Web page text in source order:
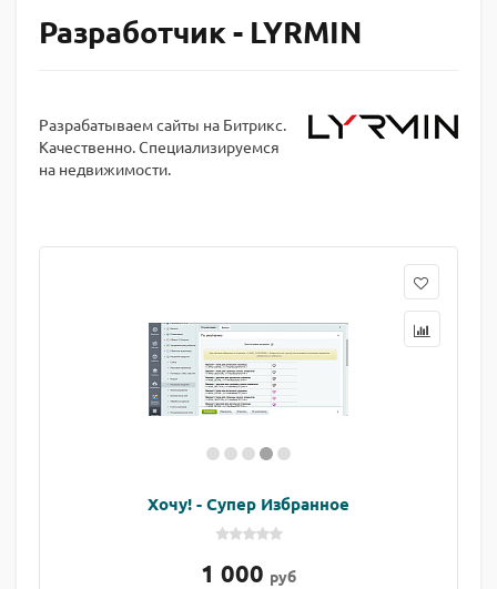
Разработчик - LYRMIN
Разрабатываем сайты на Битрикс.
Качественно. Специализируемся
на недвижимости.
Хочу! - Супер Избранное
1 000 руб